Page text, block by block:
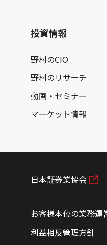
投資情報
野村のCIO
野村のリサーチ
動画・セミナー
マーケット情報
日本証券業協会
お客様本位の業務運
利益相反管理方針